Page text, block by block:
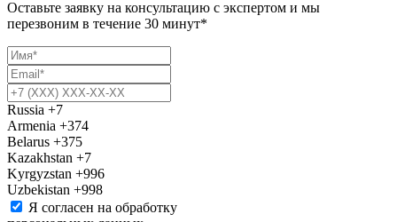
Оставьте заявку на консультацию с экспертом и мы
перезвоним в течение 30 минут*
Russia +7
Armenia +374
Belarus +375
Kazakhstan +7
Kyrgyzstan +996
Uzbekistan +998
Я согласен на обработку